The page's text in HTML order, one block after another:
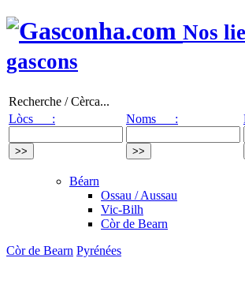
Nos
gascons
Recherche / Cèrca...
Lòcs :
Noms :
Béarn
Ossau / Aussau
Vic-Bilh
Còr de Bearn
Còr de Bearn Pyrénées